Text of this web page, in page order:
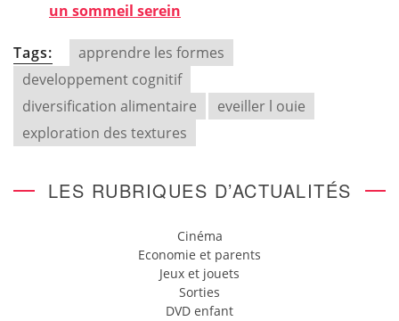
un sommeil serein
Tags:
apprendre les formes
developpement cognitif
diversification alimentaire
eveiller l ouie
exploration des textures
LES RUBRIQUES D’ACTUALITÉS
Cinéma
Economie et parents
Jeux et jouets
Sorties
DVD enfant